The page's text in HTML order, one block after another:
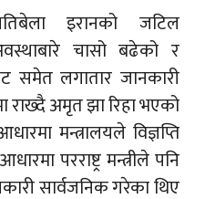
इरानको जटिल
चासो बढेको र
समेत लगातार जानकारी
राख्दै अमृत झा रिहा भएको
मन्त्रालयले विज्ञप्ति
परराष्ट्र मन्त्रीले पनि
सार्वजनिक गरेका थिए